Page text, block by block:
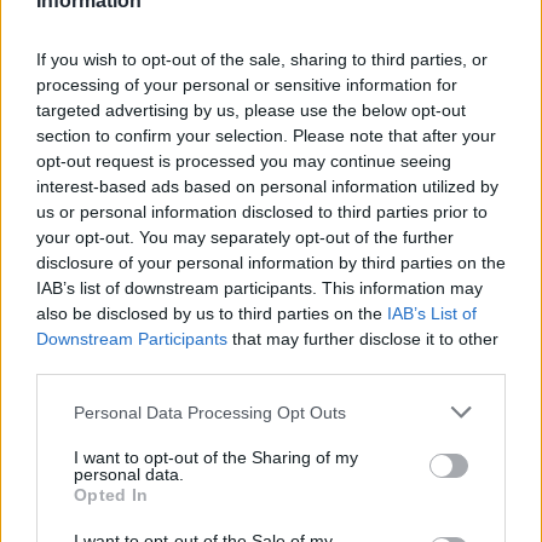
If you wish to opt-out of the sale, sharing to third parties, or
processing of your personal or sensitive information for
targeted advertising by us, please use the below opt-out
section to confirm your selection. Please note that after your
opt-out request is processed you may continue seeing
interest-based ads based on personal information utilized by
us or personal information disclosed to third parties prior to
your opt-out. You may separately opt-out of the further
disclosure of your personal information by third parties on the
IAB’s list of downstream participants. This information may
also be disclosed by us to third parties on the IAB’s List of
Downstream Participants that may further disclose it to other
Please note that this website/app uses one or more Google
not limited to your visit or usage behaviour. You may click to
grant or deny consent to Google and its third-party tags to
use your data for below specified purposes in below Google
consent section.
Personal Data Processing Opt Outs
I want to opt-out of the Sharing of my
personal data.
Opted In
passato.”
L’obiettivo è arrivare a New York in condizioni
simili a quelle avute a Wimbledon prima della
ricaduta. “Arrivando allo US Open, dovrei
sentirmi in condizioni simili a come mi sono
sentito qui. Devo fare una risonanza magnetica.
A questo punto ho tante risonanze diverse da
confrontare. Ognuna era migliore della
precedente, quindi vedremo come sto.”
sua corsa ai Championships, ma il vero nodo
resta il ginocchio. Lo statunitense dovrà capire
l’entità della ricaduta e gestire con attenzione le
prossime settimane, con la stagione sul cemento